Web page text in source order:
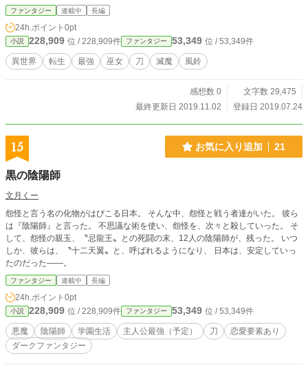
れば嬉しいです。
ファンタジー 連載中 長編
24h.ポイント 0pt
小説 228,909 位 / 228,909件 ファンタジー 53,349 位 / 53,349件
異世界 転生 最強 巫女 刀 滅魔 風鈴
感想数 0
文字数 29,475
最終更新日 2019.11.02
登録日 2019.07.24
15 お気に入り追加 21
黒の陰陽師
文月くー
怨怪と言う名の化物がはびこる日本。 そんな中、怨怪と戦う者達がいた。 彼ら
は『陰陽師』と言った。 不思議な術を使い、怨怪を、次々と殺していった。 そ
して、怨怪の親玉、〝忌龍王〟との死闘の末、12人の陰陽師が、残った。 いつ
しか、彼らは、〝十二天翼〟と、呼ばれるようになり、 日本は、安定していっ
たのだった――。
ファンタジー 連載中 長編
24h.ポイント 0pt
小説 228,909 位 / 228,909件 ファンタジー 53,349 位 / 53,349件
悪魔 陰陽師 学園生活 主人公最強（予定） 刀
恋愛要素あり
ダークファンタジー